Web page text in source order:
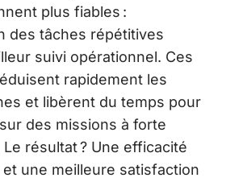
plus fiables :
des tâches répétitives
suivi opérationnel. Ces
rapidement les
et libèrent du temps pour
des missions à forte
résultat ? Une efficacité
une meilleure satisfaction